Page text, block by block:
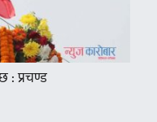
: प्रचण्ड